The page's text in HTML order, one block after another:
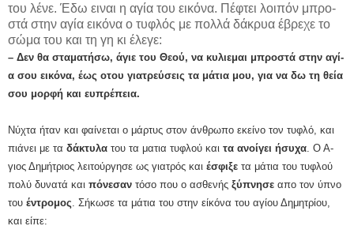
του λέ­νε. Έ­δω ει­ναι η α­γί­α του ει­κό­να. Πέ­φτει λοι­πόν μπρο­
στά στην α­γί­α ει­κό­να ο τυ­φλός με πολ­λά δά­κρυ­α έ­βρε­χε το
σώ­μα του και τη γη κι έ­λε­γε:
– Δεν θα στα­μα­τή­σω, ά­γι­ε του Θε­ού, να κυ­λι­ε­μαι μπρο­στά στην α­γί­
α σου ει­κό­να, έ­ως ο­του γι­α­τρεύ­σεις τα μά­τια μου, για να δω τη θεί­α
σου μορ­φή και ευ­πρέ­πεια.
Νύ­χτα ή­ταν και φαί­νε­ται ο μάρ­τυς στον άν­θρω­πο ε­κεί­νο τον τυ­φλό, και
πιά­νει με τα δά­κτυ­λα του τα μα­τια τυ­φλού και τα α­νοί­γει ή­συ­χα . Ο Α­
γιος Δη­μή­τριος λει­τούρ­γη­σε ως για­τρός και έ­σφι­ξε τα μά­τια του τυ­φλού
πο­λύ δυ­να­τά και πό­νε­σαν τό­σο που ο α­σθε­νής ξύ­πνη­σε α­πο τον ύ­πνο
του έν­τρο­μος . Σή­κω­σε τα μά­τια του στην εί­κό­να του α­γί­ου Δη­μη­τρί­ου,
και εί­πε: